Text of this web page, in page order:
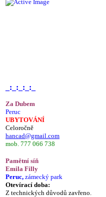
_:_:_:_:_
Za Dubem
Peruc
UBYTOVÁNÍ
Celoročně
hancad@gmail.com
mob. 777 066 738
Pamětní síň
Emila Filly
Peruc, zámecký park
Otevírací doba:
Z technických důvodů zavřeno.